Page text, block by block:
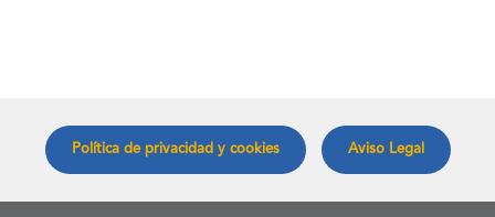
Política de privacidad y cookies Aviso Legal